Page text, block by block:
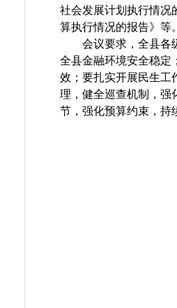
社会发展计划执行情况
算执行情况的报告》等
会议要求，全县各
全县金融环境安全稳定
效；要扎实开展民生工
理，健全巡查机制，强
节，强化预算约束，持